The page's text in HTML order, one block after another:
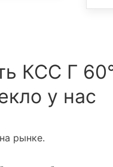
КСС Г
у нас
рынке.